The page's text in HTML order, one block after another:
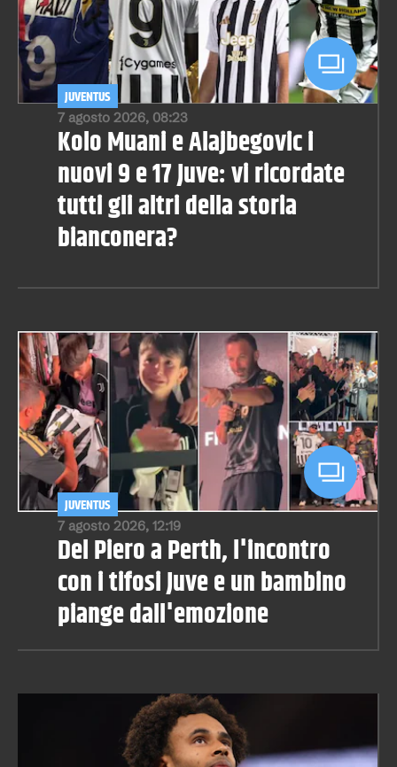
7 agosto 2026, 08:23
JUVENTUS
Kolo Muani e Alajbegovic i
nuovi 9 e 17 Juve: vi ricordate
tutti gli altri della storia
bianconera?
7 agosto 2026, 12:19
JUVENTUS
Del Piero a Perth, l'incontro
con i tifosi Juve e un bambino
piange dall'emozione